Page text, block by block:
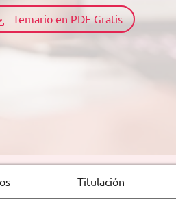
Temario en PDF Gratis
Titulación